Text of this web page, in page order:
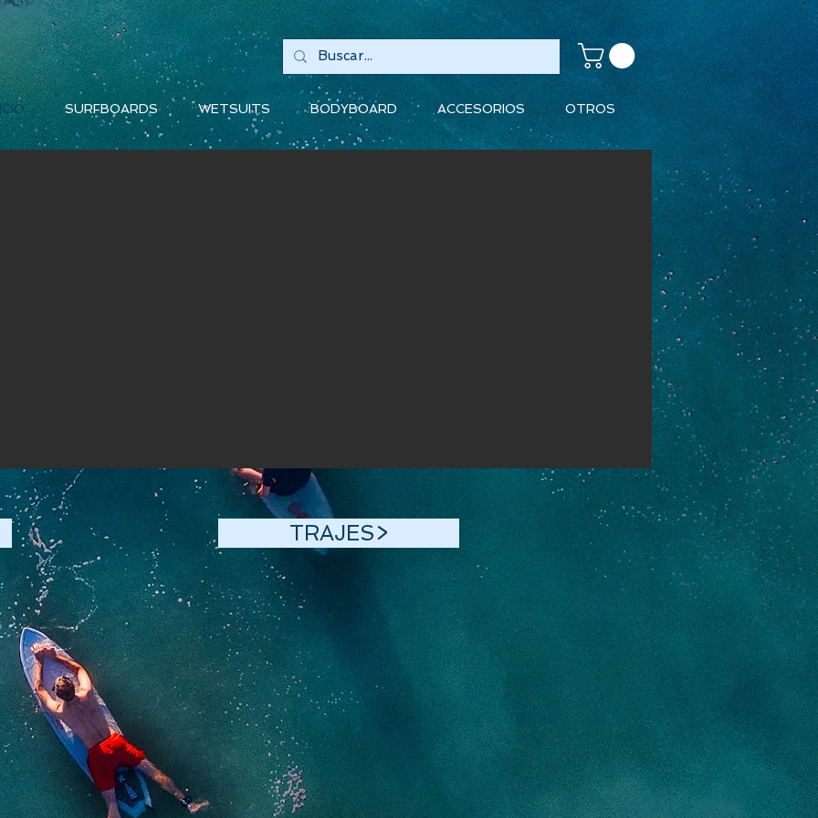
SURFBOARDS WETSUITS BODYBOARD ACCESORIOS OTROS
TRAJES>
TRAJES>